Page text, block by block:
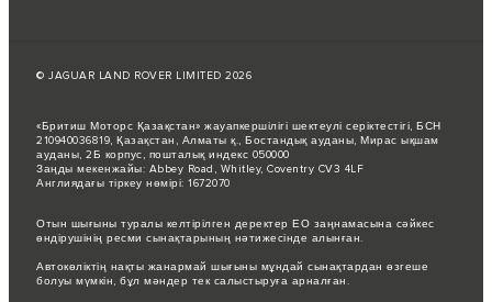
© JAGUAR LAND ROVER LIMITED 2026
«Бритиш Моторс Қазақстан» жауапкершілігі шектеулі серіктестігі, БСН
210940036819, Қазақстан, Алматы қ., Бостандық ауданы, Мирас ықшам
ауданы, 2Б корпус, пошталық индекс 050000
Заңды мекенжайы: Abbey Road, Whitley, Coventry CV3 4LF
Англиядағы тіркеу нөмірі: 1672070
Отын шығыны туралы келтірілген деректер ЕО заңнамасына сәйкес
өндірушінің ресми сынақтарының нәтижесінде алынған.
Автокөліктің нақты жанармай шығыны мұндай сынақтардан өзгеше
болуы мүмкін, бұл мәндер тек салыстыруға арналған.